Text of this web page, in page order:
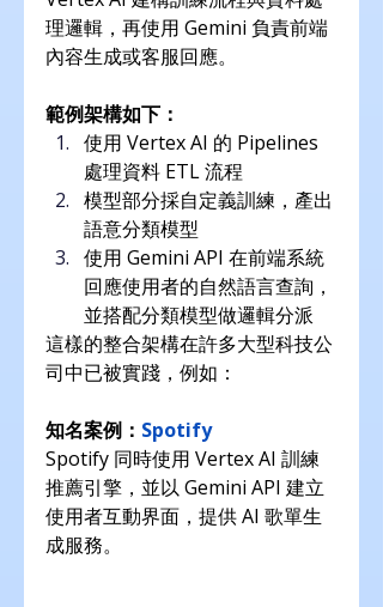
理邏輯，再使用 Gemini 負責前端
內容生成或客服回應。
範例架構如下：
使用 Vertex AI 的 Pipelines
處理資料 ETL 流程
模型部分採自定義訓練，產出
語意分類模型
使用 Gemini API 在前端系統
回應使用者的自然語言查詢，
並搭配分類模型做邏輯分派
這樣的整合架構在許多大型科技公
司中已被實踐，例如：
知名案例： Spotify
Spotify 同時使用 Vertex AI 訓練
推薦引擎，並以 Gemini API 建立
使用者互動界面，提供 AI 歌單生
成服務。